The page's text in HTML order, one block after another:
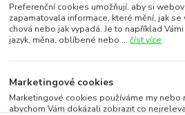
Preferenční cookies umožňují, aby si
zapamatovala informace, které mění, jak se
chová nebo jak vypadá. Je to například
jazyk, měna, oblíbené nebo ...číst více
Marketingové cookies
Marketingové cookies používáme my nebo
abychom Vám dokázali zobrazit co